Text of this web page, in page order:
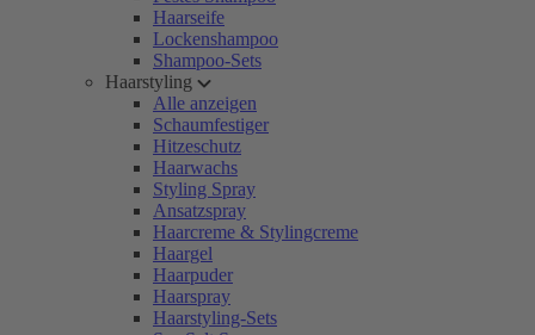
Haarseife
Lockenshampoo
Shampoo-Sets
Haarstyling
Alle anzeigen
Schaumfestiger
Hitzeschutz
Haarwachs
Styling Spray
Ansatzspray
Haarcreme & Stylingcreme
Haargel
Haarpuder
Haarspray
Haarstyling-Sets